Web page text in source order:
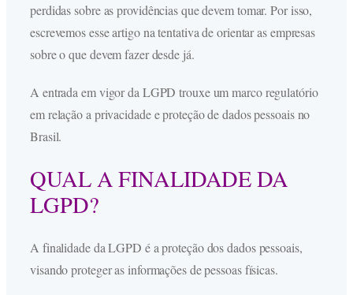
perdidas sobre as providências que devem tomar. Por isso,
escrevemos esse artigo na tentativa de orientar as empresas
sobre o que devem fazer desde já.
A entrada em vigor da LGPD trouxe um marco regulatório
em relação a privacidade e proteção de dados pessoais no
Brasil.
QUAL A FINALIDADE DA
LGPD?
A finalidade da LGPD é a proteção dos dados pessoais,
visando proteger as informações de pessoas físicas.